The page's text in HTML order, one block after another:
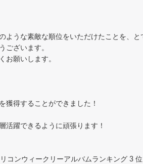
うな素敵な順位をいただけたことを、と
ございます。
お願いします。
獲得することができました！
活躍できるように頑張ります！
ンウィークリーアルバムランキング 3